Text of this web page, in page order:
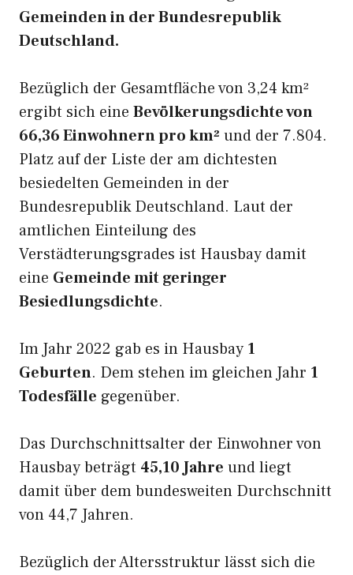
Gemeinden in der Bundesrepublik
Deutschland.
Bezüglich der Gesamtfläche von 3,24 km²
ergibt sich eine Bevölkerungsdichte von
66,36 Einwohnern pro km² und der 7.804.
Platz auf der Liste der am dichtesten
besiedelten Gemeinden in der
Bundesrepublik Deutschland. Laut der
amtlichen Einteilung des
Verstädterungsgrades ist Hausbay damit
eine Gemeinde mit geringer
Besiedlungsdichte.
Im Jahr 2022 gab es in Hausbay 1
Geburten. Dem stehen im gleichen Jahr 1
Todesfälle gegenüber.
Das Durchschnittsalter der Einwohner von
Hausbay beträgt 45,10 Jahre und liegt
damit über dem bundesweiten Durchschnitt
von 44,7 Jahren.
Bezüglich der Altersstruktur lässt sich die